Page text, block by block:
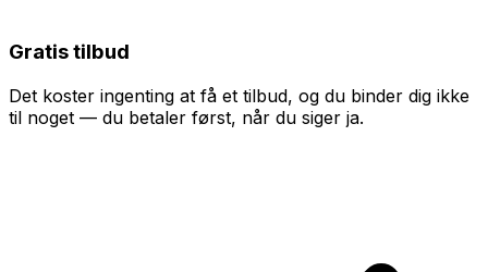
Gratis tilbud
Det koster ingenting at få et tilbud, og du binder dig ikke
til noget — du betaler først, når du siger ja.